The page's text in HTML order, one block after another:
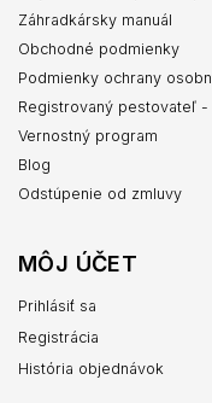
Záhradkársky manuál
Obchodné podmienky
Podmienky ochrany
Registrovaný pestovateľ -
Vernostný program
Blog
Odstúpenie od zmluvy
MÔJ ÚČET
Prihlásiť sa
Registrácia
História objednávok